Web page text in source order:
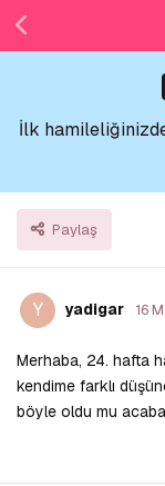
İlk
Paylaş
Y yadigar 16
Merhaba, 24. hafta
kendime farklı
böyle oldu mu